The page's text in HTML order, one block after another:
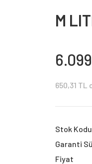
M
650,31
Stok Kodu
Garanti
Fiyat